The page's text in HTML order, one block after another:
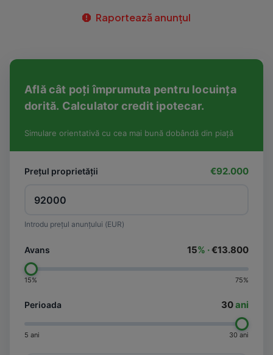
Raportează anunțul
Află cât poți împrumuta pentru locuința
dorită. Calculator credit ipotecar.
Simulare orientativă cu cea mai bună dobândă din piață
Prețul proprietății €92.000
Introdu prețul anunțului (EUR)
Avans 15% ·€13.800
15% 75%
Perioada 30ani
5 ani 30 ani